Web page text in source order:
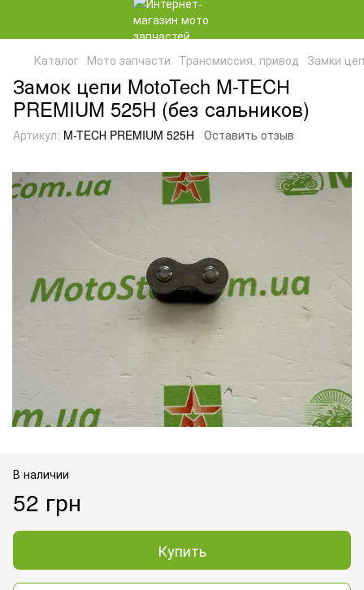
Каталог Мото запчасти Трансмиссия, привод Замки
Замок цепи MotoTech M-TECН
PREMIUM 525H (без сальников)
Артикул: M-TECН PREMIUM 525H Оставить отзыв
В наличии
52 грн
Купить